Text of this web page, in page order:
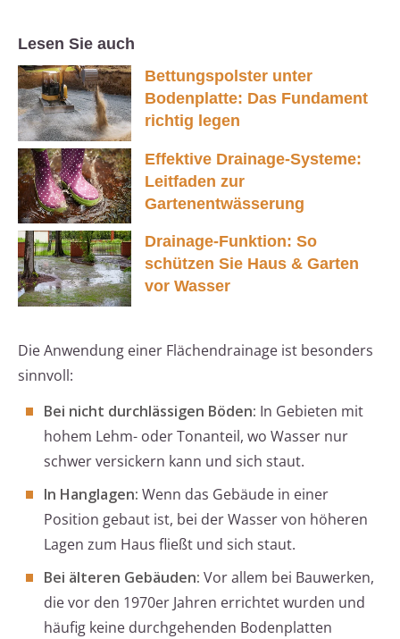
Lesen Sie auch
Bettungspolster unter
Bodenplatte: Das Fundament
richtig legen
Effektive Drainage-Systeme:
Leitfaden zur
Gartenentwässerung
Drainage-Funktion: So
schützen Sie Haus & Garten
vor Wasser
Die Anwendung einer Flächendrainage ist besonders
sinnvoll:
Bei nicht durchlässigen Böden: In Gebieten mit
hohem Lehm- oder Tonanteil, wo Wasser nur
schwer versickern kann und sich staut.
In Hanglagen: Wenn das Gebäude in einer
Position gebaut ist, bei der Wasser von höheren
Lagen zum Haus fließt und sich staut.
Bei älteren Gebäuden: Vor allem bei Bauwerken,
die vor den 1970er Jahren errichtet wurden und
häufig keine durchgehenden Bodenplatten